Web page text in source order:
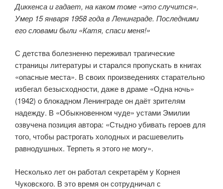
Диккенса и гадает, на каком томе «это случится».
Умер 15 января 1958 года в Ленинграде. Последними
его словами были «Катя, спаси меня!»
С детства болезненно переживал трагические
страницы литературы и старался пропускать в книгах
«опасные места». В своих произведениях старательно
избегал безысходности, даже в драме «Одна ночь»
(1942) о блокадном Ленинграде он даёт зрителям
надежду. В «Обыкновенном чуде» устами Эмилии
озвучена позиция автора: «Стыдно убивать героев для
того, чтобы растрогать холодных и расшевелить
равнодушных. Терпеть я этого не могу».
Несколько лет он работал секретарём у Корнея
Чуковского. В это время он сотрудничал с